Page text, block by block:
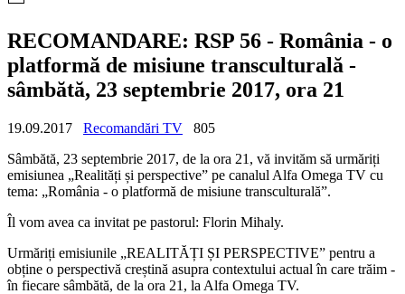
RECOMANDARE: RSP 56 - România - o
platformă de misiune transculturală -
sâmbătă, 23 septembrie 2017, ora 21
19.09.2017 Recomandări TV
805
Sâmbătă, 23 septembrie 2017, de la ora 21, vă invităm să urmăriți
emisiunea „Realități și perspective” pe canalul Alfa Omega TV cu
tema: „România - o platformă de misiune transculturală”.
Îl vom avea ca invitat pe pastorul: Florin Mihaly.
Urmăriți emisiunile „REALITĂȚI ȘI PERSPECTIVE” pentru a
obține o perspectivă creștină asupra contextului actual în care trăim -
în fiecare sâmbătă, de la ora 21, la Alfa Omega TV.